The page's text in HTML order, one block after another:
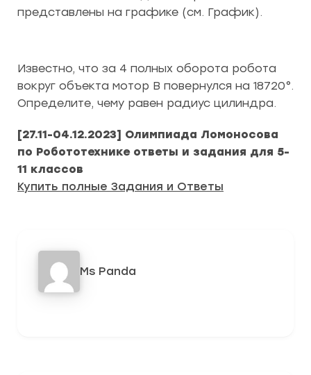
представлены на графике (см. График).
Известно, что за 4 полных оборота робота
вокруг объекта мотор В повернулся на 18720°.
Определите, чему равен радиус цилиндра.
[27.11-04.12.2023] Олимпиада Ломоносова
по Робототехнике ответы и задания для 5-
11 классов
Купить полные Задания и Ответы
Ms Panda